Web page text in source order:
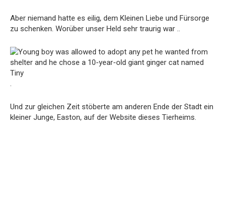
Aber niemand hatte es eilig, dem Kleinen Liebe und Fürsorge
zu schenken. Worüber unser Held sehr traurig war ..
.
Und zur gleichen Zeit stöberte am anderen Ende der Stadt ein
kleiner Junge, Easton, auf der Website dieses Tierheims.